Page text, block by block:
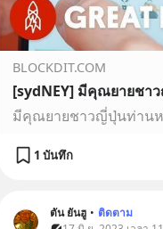
BLOCKDIT.COM
1 บันทึก
ตัน ยันฮู • ติดตาม